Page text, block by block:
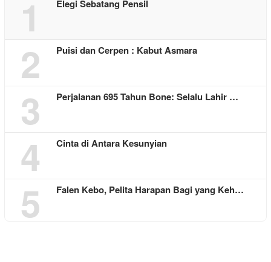
1 Elegi Sebatang Pensil
2 Puisi dan Cerpen : Kabut Asmara
3 Perjalanan 695 Tahun Bone: Selalu Lahir …
4 Cinta di Antara Kesunyian
5 Falen Kebo, Pelita Harapan Bagi yang Keh…